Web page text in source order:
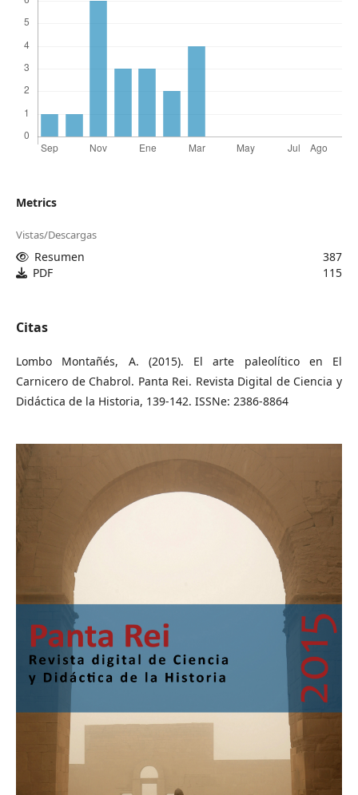
Metrics
Vistas/Descargas
Resumen
387
PDF
115
Citas
Lombo Montañés, A. (2015). El arte paleolítico en El
Carnicero de Chabrol. Panta Rei. Revista Digital de Ciencia y
Didáctica de la Historia, 139-142. ISSNe: 2386-8864